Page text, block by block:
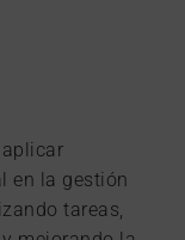
en la gestión
tareas,